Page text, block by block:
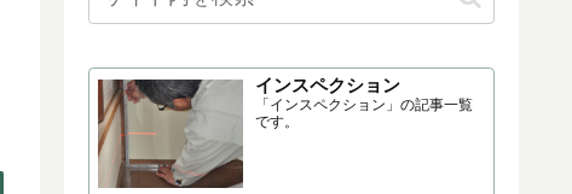
インスペクション
「インスペクション」の記事一覧
です。